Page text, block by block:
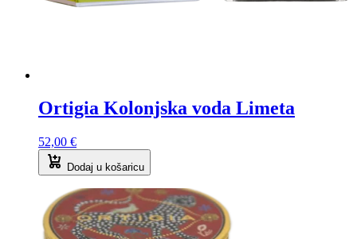
Ortigia Kolonjska voda Limeta
52,00 €
Dodaj u košaricu